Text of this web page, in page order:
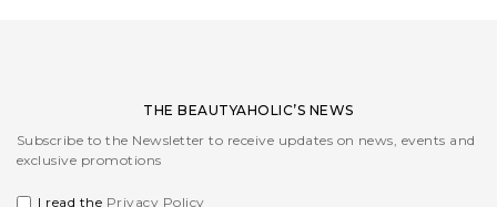
THE BEAUTYAHOLIC’S NEWS
Subscribe to the Newsletter to receive updates on news, events and
exclusive promotions
I read the Privacy Policy